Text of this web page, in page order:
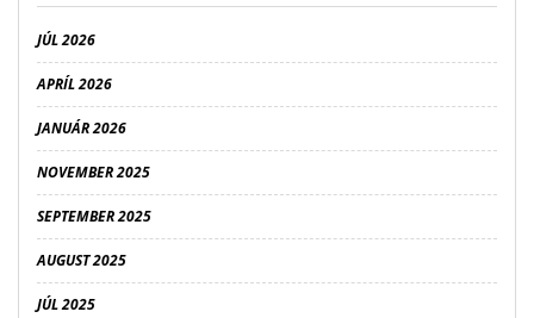
JÚL 2026
APRÍL 2026
JANUÁR 2026
NOVEMBER 2025
SEPTEMBER 2025
AUGUST 2025
JÚL 2025